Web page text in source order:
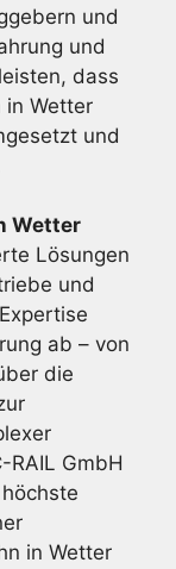
und
und
dass
in Wetter
und
Wetter
Lösungen
und
ab – von
die
RAIL GmbH
in Wetter